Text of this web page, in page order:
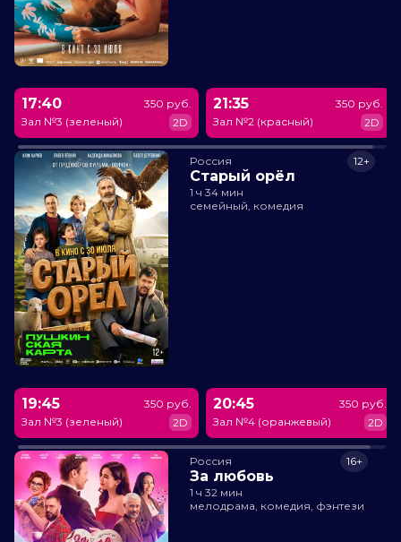
17:40
Зал №3 (зеленый)
350 руб.
2D
21:35
Зал №2 (красный)
350 руб.
2D
Россия
Старый орёл
12+
1 ч 34 мин
семейный, комедия
19:45
Зал №3 (зеленый)
350 руб.
2D
20:45
Зал №4 (оранжевый)
350 руб.
2D
Россия
За любовь
16+
1 ч 32 мин
мелодрама, комедия, фэнтези